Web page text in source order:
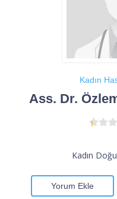
Kadın
Ass. Dr.
Kadın
Yorum Ekle